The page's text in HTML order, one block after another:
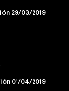
29/03/2019
01/04/2019